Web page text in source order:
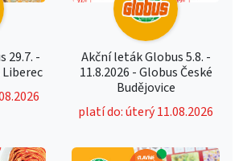
29.7. -
Liberec
Akční leták Globus 5.8. -
11.8.2026 - Globus České
Budějovice
platí do: úterý 11.08.2026